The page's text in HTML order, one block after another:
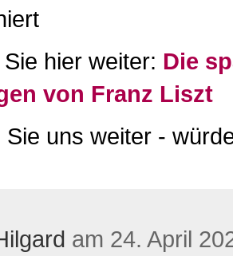
hier weiter: Die
von Franz Liszt
Sie uns weiter -
am 24. April